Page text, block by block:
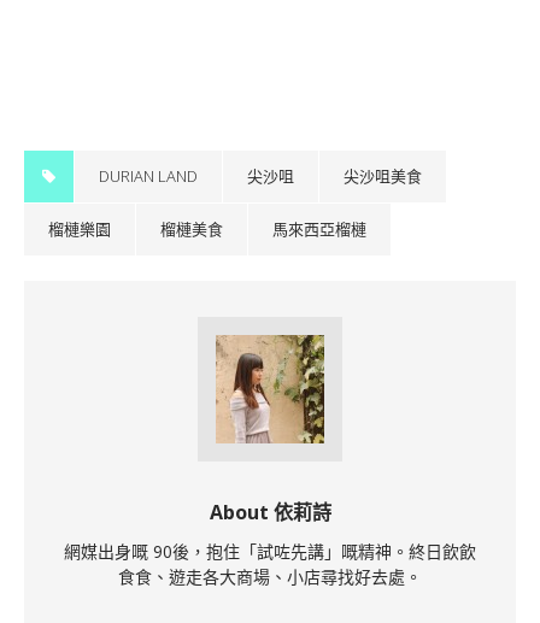
DURIAN LAND 尖沙咀 尖沙咀美食
榴槤樂園 榴槤美食 馬來西亞榴槤
About 依莉詩
網媒出身嘅 90後，抱住「試咗先講」嘅精神。終日飲飲
食食、遊走各大商場、小店尋找好去處。